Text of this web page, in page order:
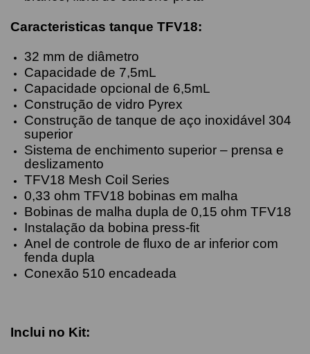
Caracteristicas tanque TFV18:
32 mm de diâmetro
Capacidade de 7,5mL
Capacidade opcional de 6,5mL
Construção de vidro Pyrex
Construção de tanque de aço inoxidável 304
superior
Sistema de enchimento superior – prensa e
deslizamento
TFV18 Mesh Coil Series
0,33 ohm TFV18 bobinas em malha
Bobinas de malha dupla de 0,15 ohm TFV18
Instalação da bobina press-fit
Anel de controle de fluxo de ar inferior com
fenda dupla
Conexão 510 encadeada
Inclui no Kit: